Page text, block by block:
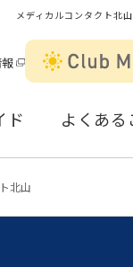
メディカルコンタクト北
ド よくある
北山